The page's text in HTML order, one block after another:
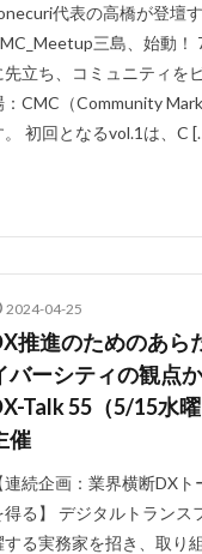
代表の高橋が登壇
三島、始動！
先立ち、コミュニティを
：CMC（Community
。 初回となるvol.1は、C
2024-04-25
推進のためのあら
バーシティの観点
Talk 55（5/15水
催
連続企画：業界横断DX
得る】 デジタルトランス
する実務家を招き、取り